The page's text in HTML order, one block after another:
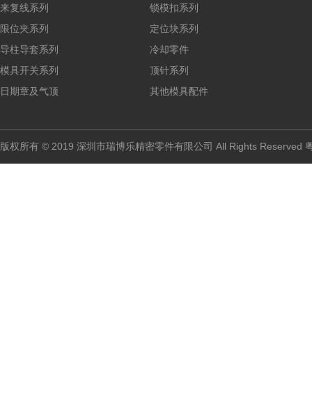
来复线系列
锁模扣系列
限位夹系列
定位块系列
导柱导套系列
冷却零件
模具开关系列
顶针系列
日期章及气顶
其他模具配件
版权所有 © 2019 深圳市瑞博乐精密零件有限公司 All Rights Reserved